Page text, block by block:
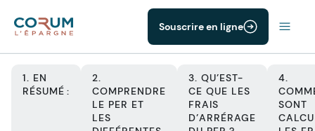
Souscrire en ligne
1. EN
RÉSUMÉ :
2.
COMPRENDRE
LE PER ET
LES
3. QU’EST-
CE QUE LES
FRAIS
D’ARRÉRAGE
4.
SONT